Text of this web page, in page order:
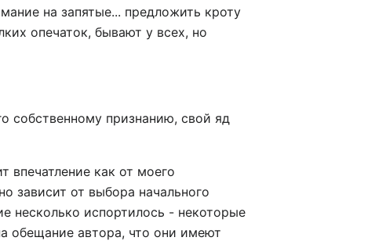
на запятые... предложить кроту
опечаток, бывают у всех, но
собственному признанию, свой яд
впечатление как от моего
зависит от выбора начального
несколько испортилось - некоторые
обещание автора, что они имеют